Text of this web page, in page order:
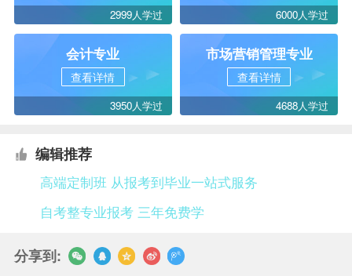
2999人学过 6000人学过
会计专业
查看详情
3950人学过
市场营销管理专业
查看详情
4688人学过
编辑推荐
高端定制班 从报考到毕业一站式服务
自考整专业报考 三年免费学
分享到: